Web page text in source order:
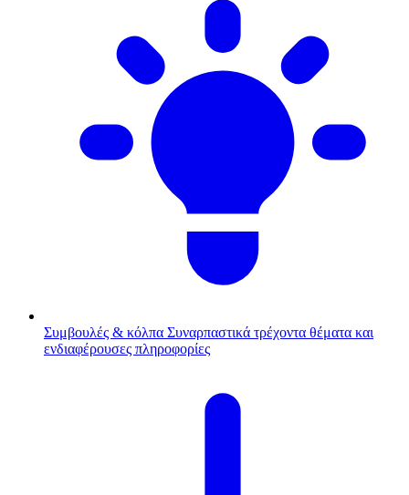
Συμβουλές & κόλπα Συναρπαστικά τρέχοντα θέματα και
ενδιαφέρουσες πληροφορίες